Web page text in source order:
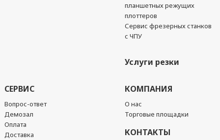
планшетных режущих
плоттеров
Сервис фрезерных станков
с ЧПУ
Услуги резки
СЕРВИС
Вопрос-ответ
Демозал
Оплата
Доставка
КОМПАНИЯ
О нас
Торговые площадки
КОНТАКТЫ